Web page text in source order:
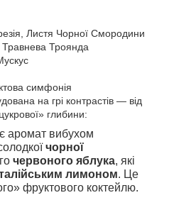
Листя Чорної Смородини
Троянда
симфонія
на грі контрастів — від
глибини:
аромат вибухом
чорної
червоного яблука, які
лимоном. Це
фруктового коктейлю.